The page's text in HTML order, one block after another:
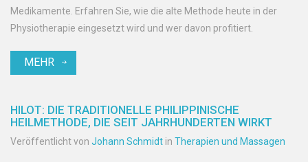
Medikamente. Erfahren Sie, wie die alte Methode heute in der
Physiotherapie eingesetzt wird und wer davon profitiert.
MEHR
HILOT: DIE TRADITIONELLE PHILIPPINISCHE
HEILMETHODE, DIE SEIT JAHRHUNDERTEN WIRKT
Veröffentlicht von Johann Schmidt in Therapien und Massagen